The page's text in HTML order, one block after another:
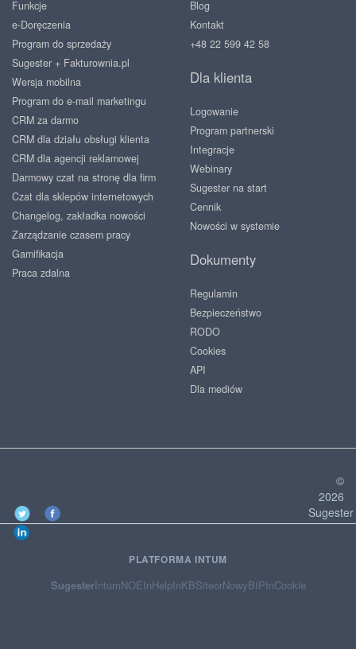
Funkcje
e-Doręczenia
Program do sprzedaży
Sugester + Fakturownia.pl
Wersja mobilna
Program do e-mail marketingu
CRM za darmo
CRM dla działu obsługi klienta
CRM dla agencji reklamowej
Darmowy czat na stronę dla firm
Czat dla sklepów internetowych
Changelog, zakładka nowości
Zarządzanie czasem pracy
Gamifikacja
Praca zdalna
Blog
Kontakt
+48 22 599 42 58
Dla klienta
Logowanie
Program partnerski
Integracje
Webinary
Sugester na start
Cennik
Nowości w systemie
Dokumenty
Regulamin
Bezpieczeństwo
RODO
Cookies
API
Dla mediów
©
2026
Sugester
PLATFORMA INTUM
SugesterIntumNOEInHelpInKBSiteorNowyBIPInCookie